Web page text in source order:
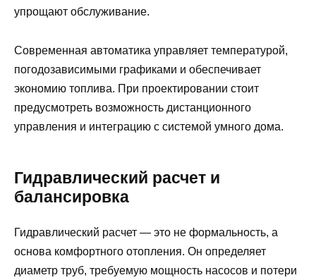
упрощают обслуживание.
Современная автоматика управляет температурой,
погодозависимыми графиками и обеспечивает
экономию топлива. При проектировании стоит
предусмотреть возможность дистанционного
управления и интеграцию с системой умного дома.
Гидравлический расчет и
балансировка
Гидравлический расчет — это не формальность, а
основа комфортного отопления. Он определяет
диаметр труб, требуемую мощность насосов и потери